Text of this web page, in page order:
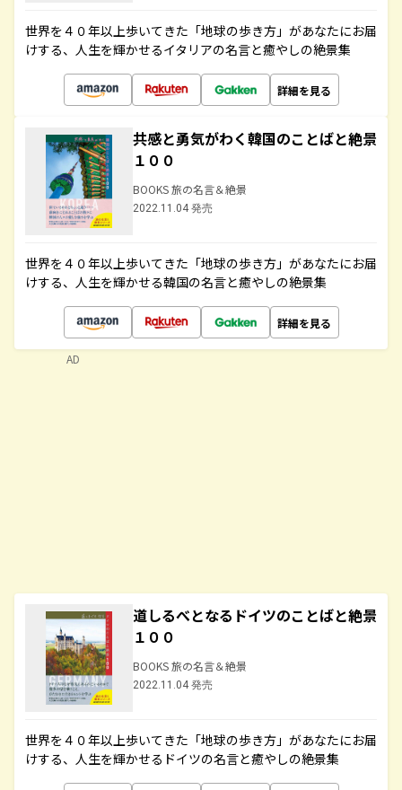
世界を４０年以上歩いてきた「地球の歩き方」があなたにお届
けする、人生を輝かせるイタリアの名言と癒やしの絶景集
詳細を見る
共感と勇気がわく韓国のことばと絶景
１００
BOOKS 旅の名言＆絶景
2022.11.04 発売
世界を４０年以上歩いてきた「地球の歩き方」があなたにお届
けする、人生を輝かせる韓国の名言と癒やしの絶景集
詳細を見る
道しるべとなるドイツのことばと絶景
１００
BOOKS 旅の名言＆絶景
2022.11.04 発売
世界を４０年以上歩いてきた「地球の歩き方」があなたにお届
けする、人生を輝かせるドイツの名言と癒やしの絶景集
AD